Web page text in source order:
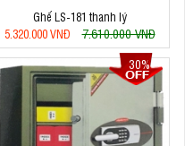
Ghế LS-181 thanh lý
5.320.000 VNĐ
7.610.000 VNĐ
30%